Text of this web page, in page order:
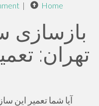
| Home
بازسازی
تهران:
آیا شما تعمیر این